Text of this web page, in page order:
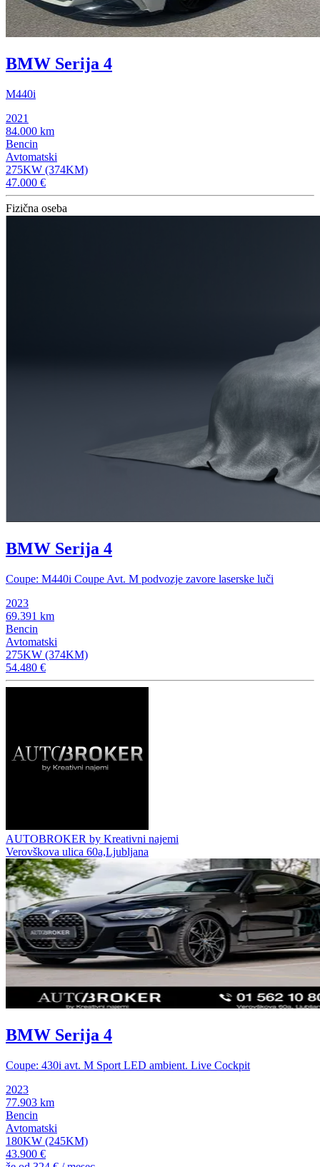
BMW Serija 4
M440i
2021
84.000 km
Bencin
Avtomatski
275KW (374KM)
47.000 €
Fizična oseba
BMW Serija 4
Coupe: M440i Coupe Avt. M podvozje zavore laserske luči
2023
69.391 km
Bencin
Avtomatski
275KW (374KM)
54.480 €
AUTOBROKER by Kreativni najemi
Verovškova ulica 60a,Ljubljana
BMW Serija 4
Coupe: 430i avt. M Sport LED ambient. Live Cockpit
2023
77.903 km
Bencin
Avtomatski
180KW (245KM)
43.900 €